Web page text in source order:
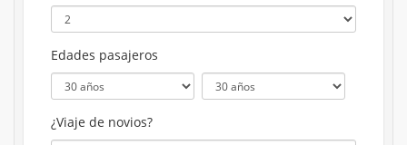
Edades pasajeros
¿Viaje de novios?